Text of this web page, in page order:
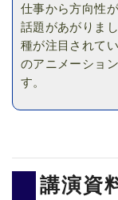
仕事から方向性
話題があがりま
種が注目されて
のアニメーショ
す。
講演資